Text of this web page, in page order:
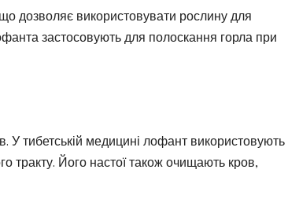
дозволяє використовувати рослину для
застосовують для полоскання горла при
У тибетській медицині лофант використовують
тракту. Його настої також очищають кров,